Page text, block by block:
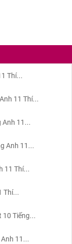
Thí...
11 Thí...
Anh 11...
Anh 11...
11 Thí...
Thí...
10 Tiếng...
11...